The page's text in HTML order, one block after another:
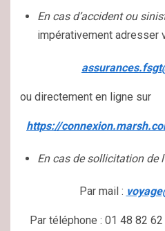
En cas d’accident ou
impérativement adresser
ou directement en ligne sur
https://
En cas de sollicitation de
Par mail :
Par téléphone : 01 48 82